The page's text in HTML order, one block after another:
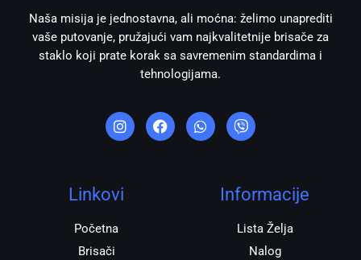
Naša misija je jednostavna, ali moćna: želimo unaprediti
vaše putovanje, pružajući vam najkvalitetnije brisače za
staklo koji prate korak sa savremenim standardima i
tehnologijama.
n
s
t
r
a
a
c
e
h
a
t
i
b
e
Linkovi
Početna
Brisači
Informacije
Lista Želja
Nalog